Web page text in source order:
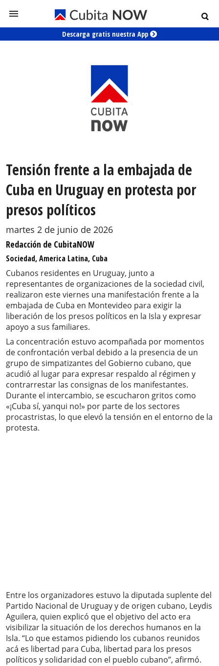
Descarga gratis nuestra App
Tensión frente a la embajada de
Cuba en Uruguay en protesta por
presos políticos
martes 2 de junio de 2026
Redacción de CubitaNOW
Sociedad, America Latina, Cuba
Cubanos residentes en Uruguay, junto a
representantes de organizaciones de la sociedad civil,
realizaron este viernes una manifestación frente a la
embajada de Cuba en Montevideo para exigir la
liberación de los presos políticos en la Isla y expresar
apoyo a sus familiares.
La concentración estuvo acompañada por momentos
de confrontación verbal debido a la presencia de un
grupo de simpatizantes del Gobierno cubano, que
acudió al lugar para expresar respaldo al régimen y
contrarrestar las consignas de los manifestantes.
Durante el intercambio, se escucharon gritos como
«¡Cuba sí, yanqui no!» por parte de los sectores
procastristas, lo que elevó la tensión en el entorno de la
protesta.
Entre los organizadores estuvo la diputada suplente del
Partido Nacional de Uruguay y de origen cubano, Leydis
Aguilera, quien explicó que el objetivo del acto era
visibilizar la situación de los derechos humanos en la
Isla. “Lo que estamos pidiendo los cubanos reunidos
acá es libertad para Cuba, libertad para los presos
políticos y solidaridad con el pueblo cubano”, afirmó.